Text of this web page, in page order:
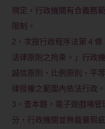
規定，行政機關有合義務
限制。
2、次按行政程序法第 4
法律原則之拘束。」行政
誠信原則、比例原則、平
律授權之範圍內依法行政。
3、查本題，電子遊戲場
分，行政機關並無裁量瑕